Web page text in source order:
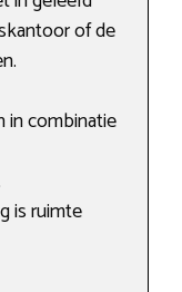
of de
in combinatie
is ruimte